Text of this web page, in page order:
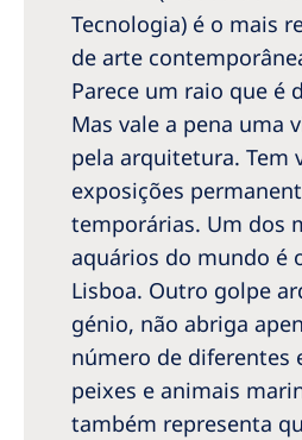
Tecnologia) é o mais
de arte
Parece um raio que é
Mas vale a pena uma
pela arquitetura. Tem
exposições
temporárias. Um dos
aquários do mundo é
Lisboa. Outro golpe
génio, não abriga
número de diferentes
peixes e animais
também representa